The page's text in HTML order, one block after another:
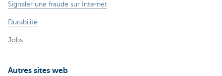
Signaler une fraude sur Internet
Durabilité
Jobs
Autres sites web